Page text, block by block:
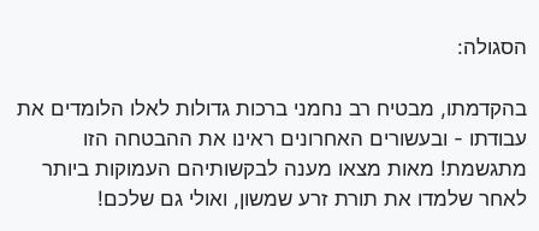
הסגולה:
בהקדמתו, מבטיח רב נחמני ברכות גדולות לאלו הלומדים את
עבודתו - ובעשורים האחרונים ראינו את ההבטחה הזו
מתגשמת! מאות מצאו מענה לבקשותיהם העמוקות ביותר
לאחר שלמדו את תורת זרע שמשון, ואולי גם שלכם!